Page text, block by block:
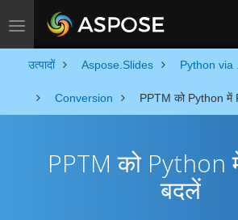
Toggle navigation
उत्पादों Aspose.Slides Python via
Conversion PPTM को Python में
PPTM को Python
बदलें